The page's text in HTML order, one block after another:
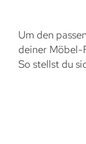
Um den
deiner Möbel-
So stellst du